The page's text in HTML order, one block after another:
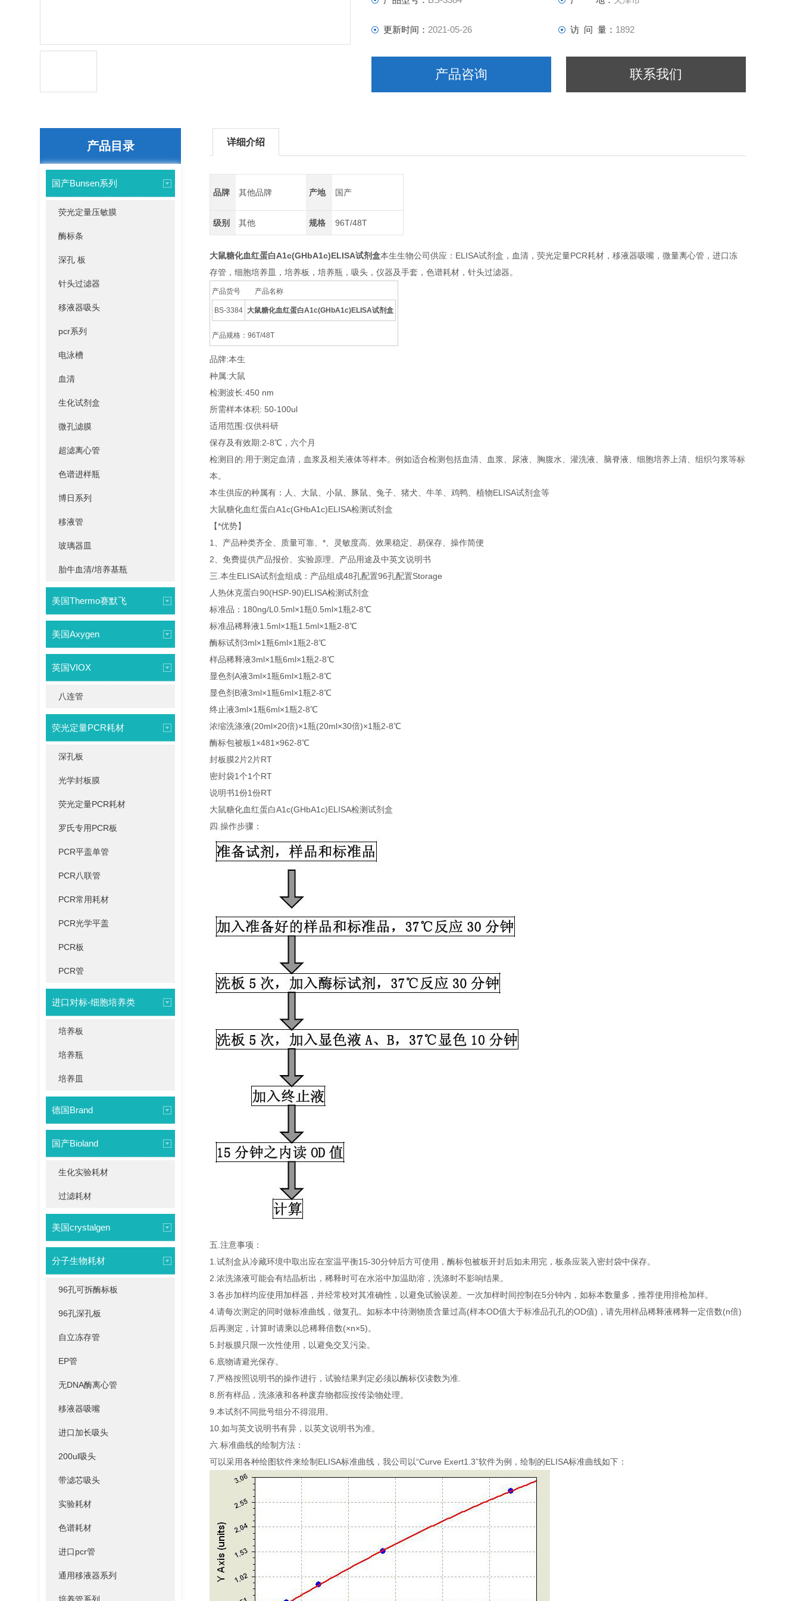
更新时间： 2021-05-26 访 问 量： 1892
产品咨询 联系我们
产品目录
国产Bunsen系列
荧光定量压敏膜
酶标条
深孔 板
针头过滤器
移液器吸头
pcr系列
电泳槽
血清
生化试剂盒
微孔滤膜
超滤离心管
色谱进样瓶
博日系列
移液管
玻璃器皿
胎牛血清/培养基瓶
美国Thermo赛默飞
美国Axygen
英国VIOX
八连管
荧光定量PCR耗材
深孔板
光学封板膜
荧光定量PCR耗材
罗氏专用PCR板
PCR平盖单管
PCR八联管
PCR常用耗材
PCR光学平盖
PCR板
PCR管
进口对标-细胞培养类
培养板
培养瓶
培养皿
德国Brand
国产Bioland
生化实验耗材
过滤耗材
美国crystalgen
分子生物耗材
96孔可拆酶标板
96孔深孔板
自立冻存管
EP管
无DNA酶离心管
移液器吸嘴
进口加长吸头
200ul吸头
带滤芯吸头
实验耗材
色谱耗材
进口pcr管
通用移液器系列
详细介绍
品牌 其他品牌 产地 国产
级别 其他 规格 96T/48T
大鼠糖化血红蛋白A1c(GHbA1c)ELISA试剂盒本生生物公司供应：ELISA试剂盒，血清，荧光定量PCR耗材，移液器吸嘴，微量离心管，进口冻
存管，细胞培养皿，培养板，培养瓶，吸头，仪器及手套，色谱耗材，针头过滤器。
产品货号 产品名称
BS-3384 大鼠糖化血红蛋白A1c(GHbA1c)ELISA试剂盒
产品规格：96T/48T
品牌:本生
种属:大鼠
检测波长:450 nm
所需样本体积: 50-100ul
适用范围:仅供科研
保存及有效期:2-8℃，六个月
检测目的:用于测定血清，血浆及相关液体等样本。例如适合检测包括血清、血浆、尿液、胸腹水、灌洗液、脑脊液、细胞培养上清、组织匀浆等标
本。
本生供应的种属有：人、大鼠、小鼠、豚鼠、兔子、猪犬、牛羊、鸡鸭、植物ELISA试剂盒等
大鼠糖化血红蛋白A1c(GHbA1c)ELISA检测试剂盒
【*优势】
1、产品种类齐全、质量可靠、*、灵敏度高、效果稳定、易保存、操作简便
2、免费提供产品报价、实验原理、产品用途及中英文说明书
三.本生ELISA试剂盒组成：产品组成48孔配置96孔配置Storage
人热休克蛋白90(HSP-90)ELISA检测试剂盒
标准品：180ng/L0.5ml×1瓶0.5ml×1瓶2-8℃
标准品稀释液1.5ml×1瓶1.5ml×1瓶2-8℃
酶标试剂3ml×1瓶6ml×1瓶2-8℃
样品稀释液3ml×1瓶6ml×1瓶2-8℃
显色剂A液3ml×1瓶6ml×1瓶2-8℃
显色剂B液3ml×1瓶6ml×1瓶2-8℃
终止液3ml×1瓶6ml×1瓶2-8℃
浓缩洗涤液(20ml×20倍)×1瓶(20ml×30倍)×1瓶2-8℃
酶标包被板1×481×962-8℃
封板膜2片2片RT
密封袋1个1个RT
说明书1份1份RT
大鼠糖化血红蛋白A1c(GHbA1c)ELISA检测试剂盒
四.操作步骤：
五.注意事项：
1.试剂盒从冷藏环境中取出应在室温平衡15-30分钟后方可使用，酶标包被板开封后如未用完，板条应装入密封袋中保存。
2.浓洗涤液可能会有结晶析出，稀释时可在水浴中加温助溶，洗涤时不影响结果。
3.各步加样均应使用加样器，并经常校对其准确性，以避免试验误差。一次加样时间控制在5分钟内，如标本数量多，推荐使用排枪加样。
4.请每次测定的同时做标准曲线，做复孔。如标本中待测物质含量过高(样本OD值大于标准品孔孔的OD值)，请先用样品稀释液稀释一定倍数(n倍)
后再测定，计算时请乘以总稀释倍数(×n×5)。
5.封板膜只限一次性使用，以避免交叉污染。
6.底物请避光保存。
7.严格按照说明书的操作进行，试验结果判定必须以酶标仪读数为准.
8.所有样品，洗涤液和各种废弃物都应按传染物处理。
9.本试剂不同批号组分不得混用。
10.如与英文说明书有异，以英文说明书为准。
六.标准曲线的绘制方法：
可以采用各种绘图软件来绘制ELISA标准曲线，我公司以“Curve Exert1.3”软件为例，绘制的ELISA标准曲线如下：